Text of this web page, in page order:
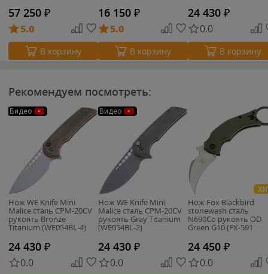
57 250 ₽
5.0
В корзину
16 150 ₽
5.0
В корзину
24 430 ₽
0.0
В корзину
Рекомендуем посмотреть:
Видео
Нож WE Knife Mini
Malice сталь CPM-20CV
рукоять Bronze
Titanium (WE054BL-4)
24 430 ₽
0.0
Видео
Нож WE Knife Mini
Malice сталь CPM-20CV
рукоять Gray Titanium
(WE054BL-2)
24 430 ₽
0.0
Нож Fox Blackbird
stonewash сталь
N690Co рукоять OD
Green G10 (FX-591
24 450 ₽
0.0